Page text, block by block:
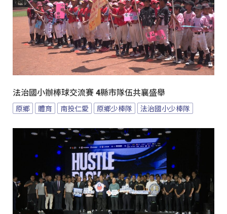
法治國小辦棒球交流賽 4縣市隊伍共襄盛舉
原鄉 體育 南投仁愛 原鄉少棒隊 法治國小少棒隊